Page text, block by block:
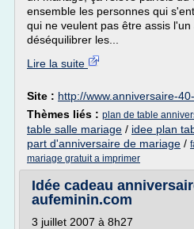
ensemble les personnes qui
qui ne veulent pas être assis
déséquilibrer les...
Lire la suite
Site : http://www.anniversaire-
Thèmes liés : plan de table
table salle mariage / idee plan
part d'anniversaire de mariage /
mariage gratuit a imprimer
Idée cadeau
aufeminin.com
3 juillet 2007 à 8h27